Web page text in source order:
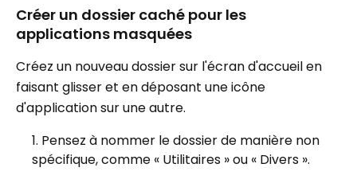
Créer un dossier caché pour les
applications masquées
Créez un nouveau dossier sur l'écran d'accueil en
faisant glisser et en déposant une icône
d'application sur une autre.
Pensez à nommer le dossier de manière non
spécifique, comme « Utilitaires » ou « Divers ».